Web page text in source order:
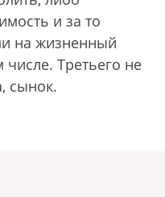
и за то
на жизненный
Третьего не
сынок.